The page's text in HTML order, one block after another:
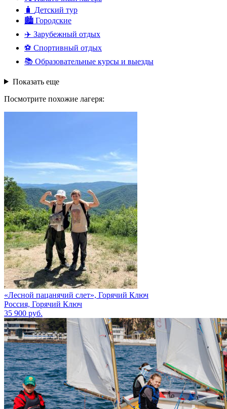
🧳 Детский тур
🏙️ Городские
✈️ Зарубежный отдых
⚽ Спортивный отдых
📚 Образовательные курсы и выезды
Показать еще
Посмотрите похожие лагеря:
«Лесной пацанячий слет», Горячий Ключ
Россия, Горячий Ключ
35 900 руб.